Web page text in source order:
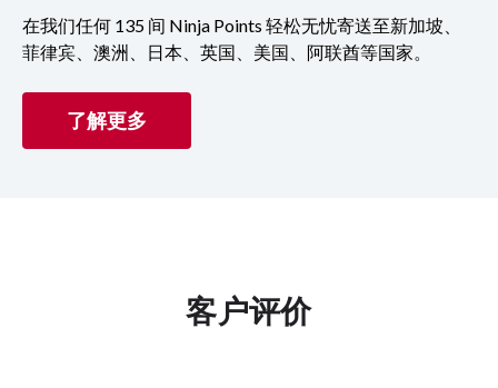
在我们任何 135 间 Ninja Points 轻松无忧寄送至新加坡、
菲律宾、澳洲、日本、英国、美国、阿联酋等国家。
了解更多
客户评价